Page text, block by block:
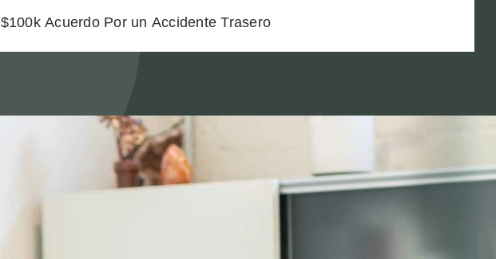
$100k Acuerdo Por un Accidente Trasero